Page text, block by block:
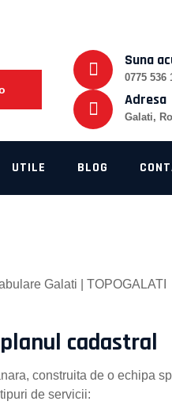
Suna
0775 536
Adresa
Galati,
UTILE BLOG
cadastral
construita de o echipa
de servicii: